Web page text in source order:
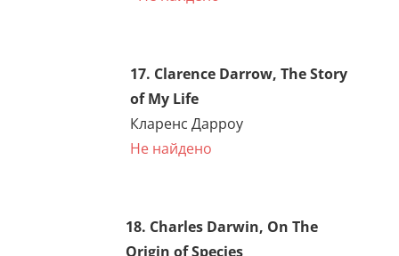
будущего»
ЕСТЬ
Speculations on Global
Abundance